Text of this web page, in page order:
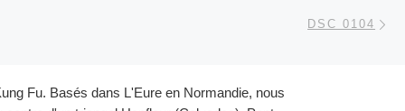
DSC 0104
Fu. Basés dans L'Eure en Normandie, nous